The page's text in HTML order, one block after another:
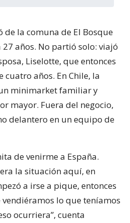
la comuna de El Bosque
años. No partió solo: viajó
Liselotte, que entonces
cuatro años. En Chile, la
minimarket familiar y
mayor. Fuera del negocio,
delantero en un equipo de
de venirme a España.
la situación aquí, en
a irse a pique, entonces
lo que teníamos
ocurriera”, cuenta